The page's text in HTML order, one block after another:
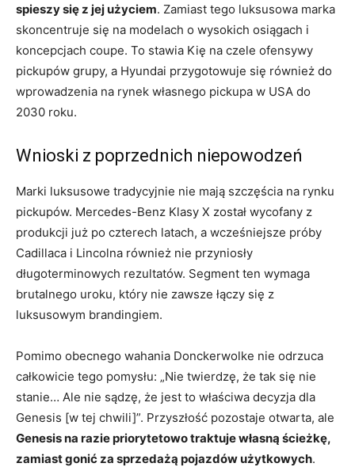
spieszy się z jej użyciem. Zamiast tego luksusowa marka
skoncentruje się na modelach o wysokich osiągach i
koncepcjach coupe. To stawia Kię na czele ofensywy
pickupów grupy, a Hyundai przygotowuje się również do
wprowadzenia na rynek własnego pickupa w USA do
2030 roku.
Wnioski z poprzednich niepowodzeń
Marki luksusowe tradycyjnie nie mają szczęścia na rynku
pickupów. Mercedes-Benz Klasy X został wycofany z
produkcji już po czterech latach, a wcześniejsze próby
Cadillaca i Lincolna również nie przyniosły
długoterminowych rezultatów. Segment ten wymaga
brutalnego uroku, który nie zawsze łączy się z
luksusowym brandingiem.
Pomimo obecnego wahania Donckerwolke nie odrzuca
całkowicie tego pomysłu: „Nie twierdzę, że tak się nie
stanie… Ale nie sądzę, że jest to właściwa decyzja dla
Genesis [w tej chwili]”. Przyszłość pozostaje otwarta, ale
Genesis na razie priorytetowo traktuje własną ścieżkę,
zamiast gonić za sprzedażą pojazdów użytkowych.